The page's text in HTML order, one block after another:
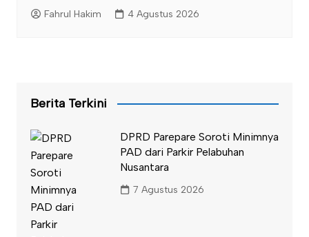
Fahrul Hakim 4 Agustus 2026
Berita Terkini
DPRD Parepare Soroti Minimnya
PAD dari Parkir Pelabuhan
Nusantara
7 Agustus 2026